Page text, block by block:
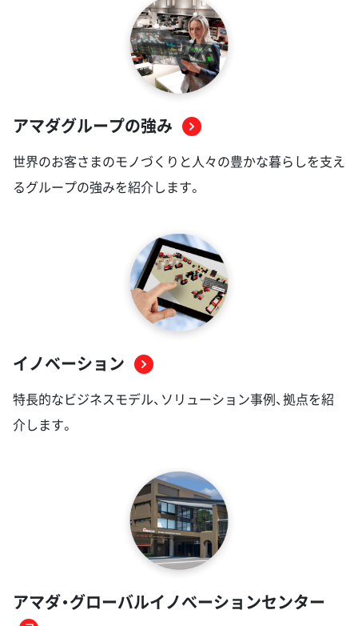
アマダグループの強み
世界のお客さまのモノづくりと人々の豊かな暮らしを支え
るグループの強みを紹介します。
イノベーション
特長的なビジネスモデル、ソリューション事例、拠点を紹
介します。
アマダ・グローバルイノべーションセンター